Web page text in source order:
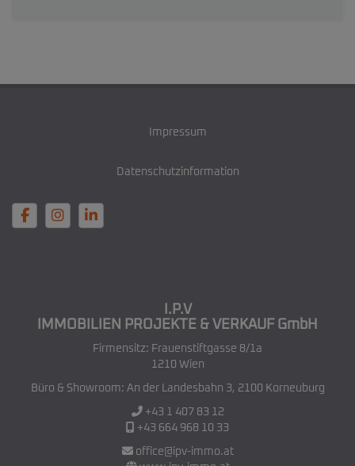
Impressum
Datenschutzinformation
I.P.V
IMMOBILIEN PROJEKTE & VERKAUF GmbH
Firmensitz: Frauenstiftgasse 8/1a
1210 Wien
Büro & Showroom: An der Landesbahn 3, 2100 Korneuburg
+43 1 407 83 12
+43 664 968 10 33
office@ipv-immo.at